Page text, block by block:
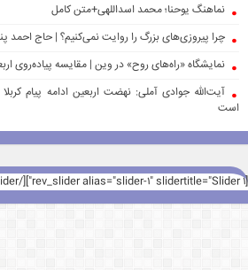
نماهنگ یوحنا؛ محمد اسداللهی+متن کامل
چرا پیروزی‌های بزرگ را روایت نمی‌کنیم؟ | حاج احمد
نمایشگاه «راه‌های روح» در وین | مقایسه پیاده‌روی
آیت‌الله جوادی آملی: نهضت اربعین ادامه پیام
است
[rev_slider alias="slider-1" slidertitle="Slider 1"][/rev_slider]